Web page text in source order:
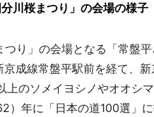
川桜まつり」の会場の様子
り」の会場となる「常盤
成線常盤平駅前を経て、
上のソメイヨシノやオオシ
）年に「日本の道100選」に